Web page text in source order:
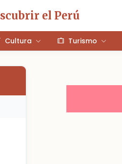
el Perú
Cultura Turismo